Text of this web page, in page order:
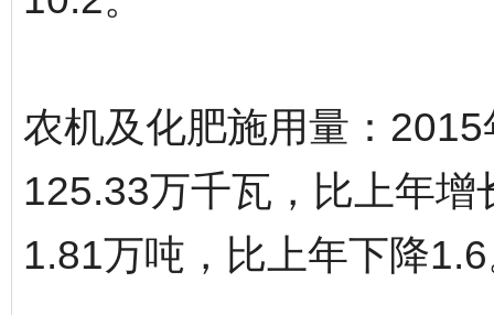
农机及化肥施用量：
125.33万千瓦，比上年
1.81万吨，比上年下降